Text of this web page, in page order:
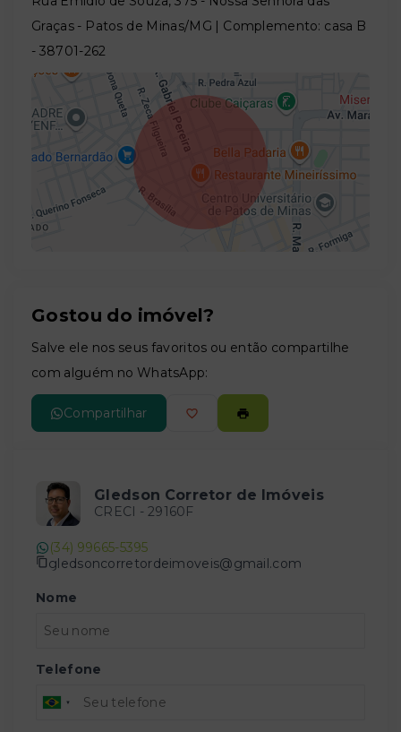
Graças - Patos de Minas/MG | Complemento: casa B
- 38701-262
Gostou do imóvel?
Salve ele nos seus favoritos ou então compartilhe
com alguém no WhatsApp:
Compartilhar
Gledson Corretor de Imóveis
CRECI - 29160F
(34) 99665-5395
gledsoncorretordeimoveis@gmail.com
Nome
Telefone